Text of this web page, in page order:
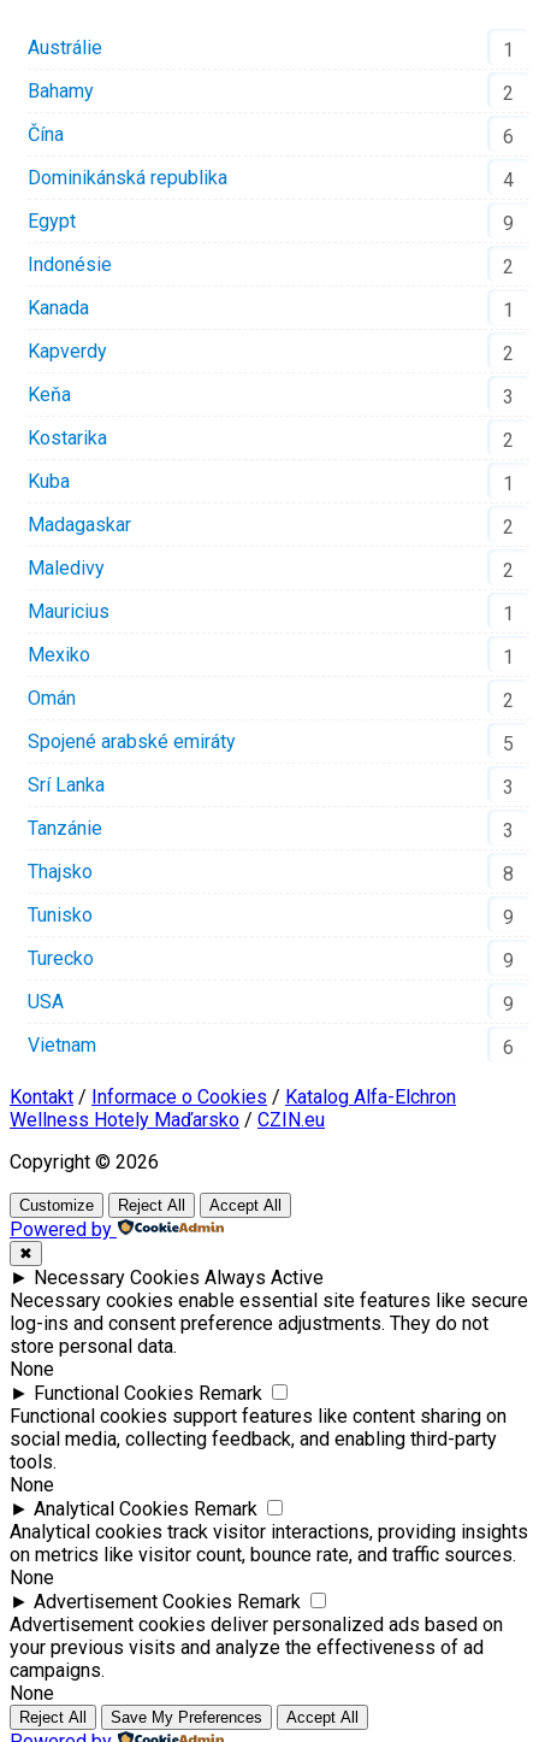
Austrálie
1
Bahamy
2
Čína
6
Dominikánská republika
4
Egypt
9
Indonésie
2
Kanada
1
Kapverdy
2
Keňa
3
Kostarika
2
Kuba
1
Madagaskar
2
Maledivy
2
Mauricius
1
Mexiko
1
Omán
2
Spojené arabské emiráty
5
Srí Lanka
3
Tanzánie
3
Thajsko
8
Tunisko
9
Turecko
9
USA
9
Vietnam
6
Kontakt / Informace o Cookies / Katalog Alfa-Elchron
Wellness Hotely Maďarsko / CZIN.eu
Copyright © 2026
Customize Reject All Accept All
Powered by
✖
► Necessary Cookies Always Active
Necessary cookies enable essential site features like secure
log-ins and consent preference adjustments. They do not
store personal data.
None
► Functional Cookies Remark
Functional cookies support features like content sharing on
social media, collecting feedback, and enabling third-party
tools.
None
► Analytical Cookies Remark
Analytical cookies track visitor interactions, providing insights
on metrics like visitor count, bounce rate, and traffic sources.
None
► Advertisement Cookies Remark
Advertisement cookies deliver personalized ads based on
your previous visits and analyze the effectiveness of ad
campaigns.
None
Reject All Save My Preferences Accept All